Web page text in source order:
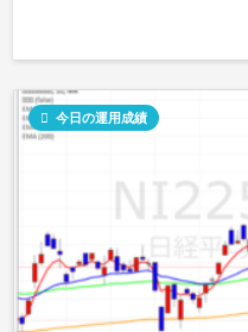
 今日の運用成績